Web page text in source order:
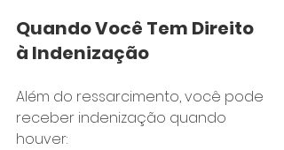
Quando Você Tem Direito
à Indenização
Além do ressarcimento, você pode
receber indenização quando
houver: